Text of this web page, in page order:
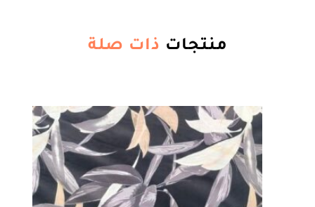
منتجات ذات صلة